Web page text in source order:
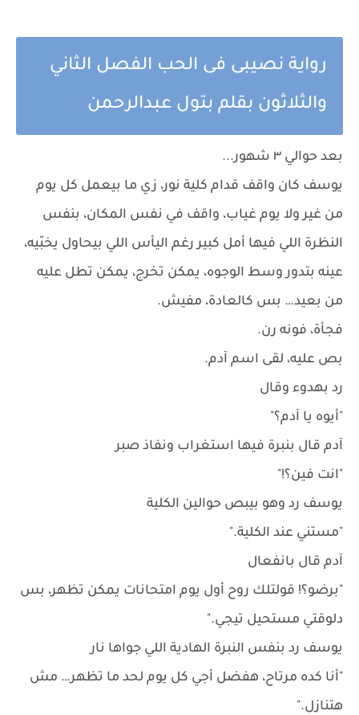
رواية نصيبى فى الحب الفصل الثاني
والثلاثون بقلم بتول عبدالرحمن
بعد حوالي ٣ شهور...
يوسف كان واقف قدام كلية نور، زي ما بيعمل كل يوم
من غير ولا يوم غياب، واقف في نفس المكان، بنفس
النظرة اللي فيها أمل كبير رغم اليأس اللي بيحاول يخبّيه،
عينه بتدور وسط الوجوه، يمكن تخرج، يمكن تطل عليه
من بعيد… بس كالعادة، مفيش.
فجأة، فونه رن.
بص عليه، لقى اسم آدم.
رد بهدوء وقال
"أيوه يا آدم؟"
آدم قال بنبرة فيها استغراب ونفاذ صبر
"انت فين؟!"
يوسف رد وهو بيبص حوالين الكلية
"مستني عند الكلية."
آدم قال بانفعال
"برضو؟! قولتلك روح أول يوم امتحانات يمكن تظهر، بس
دلوقتي مستحيل تيجي."
يوسف رد بنفس النبرة الهادية اللي جواها نار
"أنا كده مرتاح، هفضل أجي كل يوم لحد ما تظهر… مش
هتنازل."